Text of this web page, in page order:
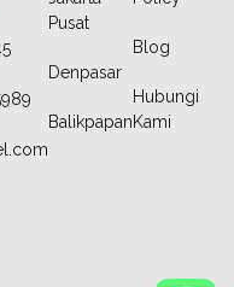
Pusat
Denpasar
Balikpapan
Blog
Hubungi
Kami